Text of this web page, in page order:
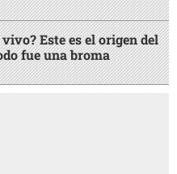
Este es el origen del
fue una broma